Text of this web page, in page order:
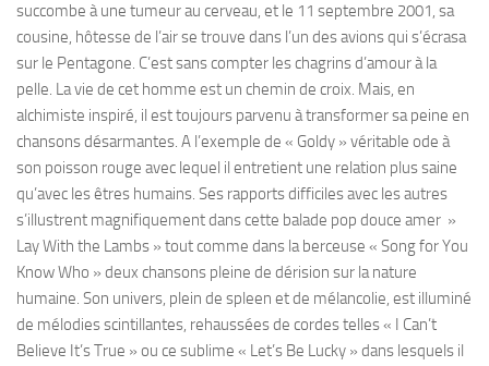
succombe à une tumeur au cerveau, et le 11 septembre 2001, sa
cousine, hôtesse de l’air se trouve dans l’un des avions qui s’écrasa
sur le Pentagone. C’est sans compter les chagrins d’amour à la
pelle. La vie de cet homme est un chemin de croix. Mais, en
alchimiste inspiré, il est toujours parvenu à transformer sa peine en
chansons désarmantes. A l’exemple de « Goldy » véritable ode à
son poisson rouge avec lequel il entretient une relation plus saine
qu’avec les êtres humains. Ses rapports difficiles avec les autres
s’illustrent magnifiquement dans cette balade pop douce amer »
Lay With the Lambs » tout comme dans la berceuse « Song for You
Know Who » deux chansons pleine de dérision sur la nature
humaine. Son univers, plein de spleen et de mélancolie, est illuminé
de mélodies scintillantes, rehaussées de cordes telles « I Can’t
Believe It’s True » ou ce sublime « Let’s Be Lucky » dans lesquels il